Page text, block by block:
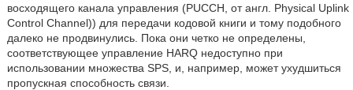
восходящего канала управления (PUCCH, от англ. Physical Uplink
Control Channel)) для передачи кодовой книги и тому подобного
далеко не продвинулись. Пока они четко не определены,
соответствующее управление HARQ недоступно при
использовании множества SPS, и, например, может ухудшиться
пропускная способность связи.